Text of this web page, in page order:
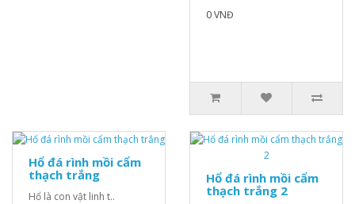
0 VNĐ
Hổ đá rình mồi cẩm
thạch trắng
Hổ là con vật linh t..
Hổ đá rình mồi cẩm
thạch trắng 2